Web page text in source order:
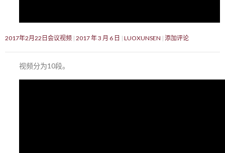
2017年2月22日会议视频 2017 年 3 月 6 日 LUOXUNSEN 添加评论
视频分为10段。